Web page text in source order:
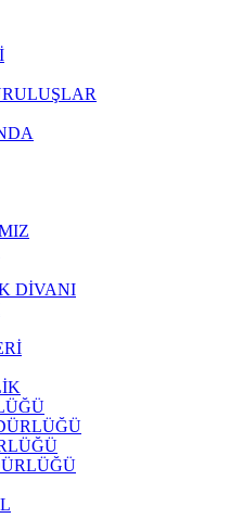
DİVANI